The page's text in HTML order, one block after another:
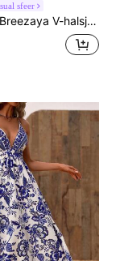
sfeer
Breezaya V-halsjurk met bloemenprint voor dames